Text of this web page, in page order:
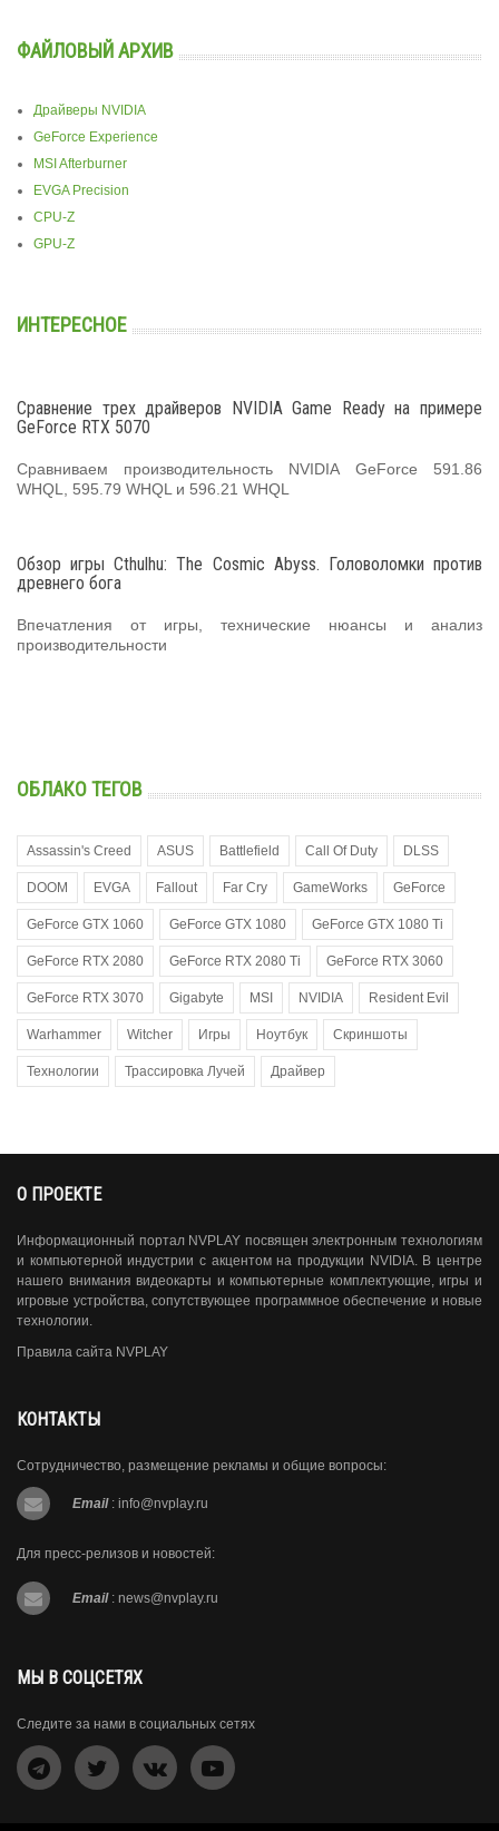
ФАЙЛОВЫЙ АРХИВ
Драйверы NVIDIA
GeForce Experience
MSI Afterburner
EVGA Precision
CPU-Z
GPU-Z
ИНТЕРЕСНОЕ
Сравнение трех драйверов NVIDIA Game Ready на примере
GeForce RTX 5070
Сравниваем производительность NVIDIA GeForce 591.86
WHQL, 595.79 WHQL и 596.21 WHQL
Обзор игры Cthulhu: The Cosmic Abyss. Головоломки против
древнего бога
Впечатления от игры, технические нюансы и анализ
производительности
ОБЛАКО ТЕГОВ
Assassin's Creed ASUS Battlefield Call Of Duty DLSS
DOOM EVGA Fallout Far Cry GameWorks GeForce
GeForce GTX 1060 GeForce GTX 1080 GeForce GTX 1080 Ti
GeForce RTX 2080 GeForce RTX 2080 Ti GeForce RTX 3060
GeForce RTX 3070 Gigabyte MSI NVIDIA Resident Evil
Warhammer Witcher Игры Ноутбук Скриншоты
Технологии Трассировка Лучей Драйвер
О ПРОЕКТЕ
Информационный портал NVPLAY посвящен электронным технологиям
и компьютерной индустрии с акцентом на продукции NVIDIA. В центре
нашего внимания видеокарты и компьютерные комплектующие, игры и
игровые устройства, сопутствующее программное обеспечение и новые
технологии.
Правила сайта NVPLAY
КОНТАКТЫ
Сотрудничество, размещение рекламы и общие вопросы:
Email : info@nvplay.ru
Для пресс-релизов и новостей:
Email : news@nvplay.ru
МЫ В СОЦСЕТЯХ
Следите за нами в социальных сетях